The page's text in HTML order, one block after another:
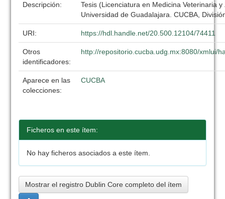
Descripción:
Tesis (Licenciatura en Medicina Veterinaria
Universidad de Guadalajara. CUCBA,
URI: https://hdl.handle.net/20.500.12104/74411
Otros
identificadores:
http://repositorio.cucba.udg.mx:8080/xmlui/
Aparece en las
colecciones:
CUCBA
Ficheros en este ítem:
No hay ficheros asociados a este ítem.
Mostrar el registro Dublin Core completo del ítem